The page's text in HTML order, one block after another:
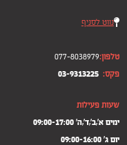
נווט לסניף
טלפון:077-8038979
פקס:03-9313225
שעות פעילות
ימים א',ב',ד',ה' 09:00-17:00
יום ג' 09:00-16:00